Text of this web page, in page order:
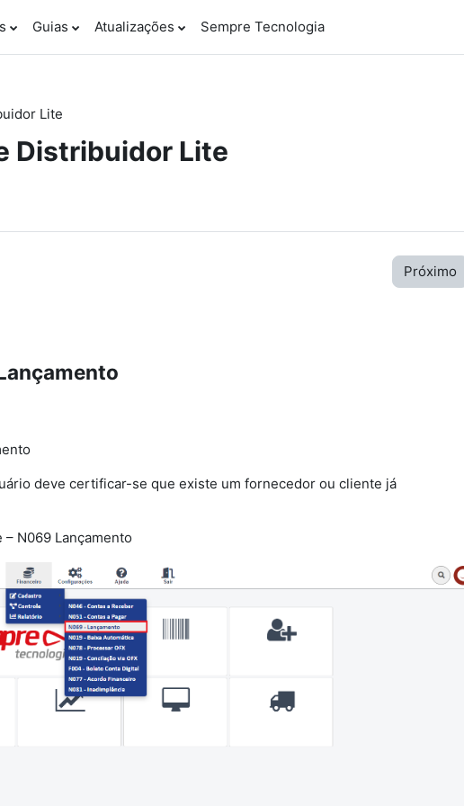
Guias Atualizações Sempre Tecnologia
Lite
Distribuidor Lite
Próximo
deve certificar-se que existe um fornecedor ou cliente já
N069 Lançamento